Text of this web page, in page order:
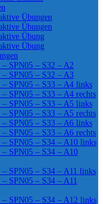
Übungen
Übungen
Übung
Übung
SPN05 – S32 – A2
SPN05 – S32 – A3
SPN05 – S33 – A4 links
SPN05 – S33 – A4 rechts
SPN05 – S33 – A5 links
SPN05 – S33 – A5 rechts
SPN05 – S33 – A6 links
SPN05 – S33 – A6 rechts
SPN05 – S34 – A10 links
SPN05 – S34 – A10
SPN05 – S34 – A11 links
SPN05 – S34 – A11
SPN05 – S34 – A12 links